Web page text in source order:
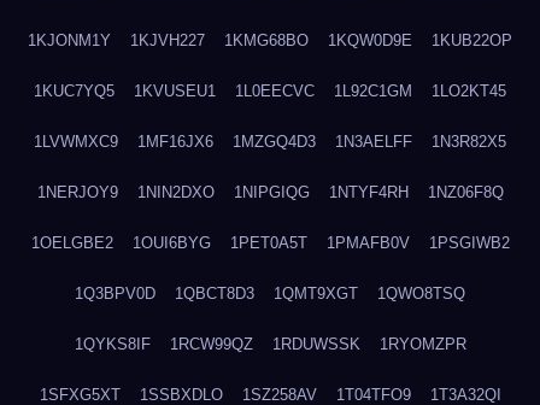
1KJONM1Y 1KJVH227 1KMG68BO 1KQW0D9E 1KUB22OP
1KUC7YQ5 1KVUSEU1 1L0EECVC 1L92C1GM 1LO2KT45
1LVWMXC9 1MF16JX6 1MZGQ4D3 1N3AELFF 1N3R82X5
1NERJOY9 1NIN2DXO 1NIPGIQG 1NTYF4RH 1NZ06F8Q
1OELGBE2 1OUI6BYG 1PET0A5T 1PMAFB0V 1PSGIWB2
1Q3BPV0D 1QBCT8D3 1QMT9XGT 1QWO8TSQ
1QYKS8IF 1RCW99QZ 1RDUWSSK 1RYOMZPR
1SFXG5XT 1SSBXDLO 1SZ258AV 1T04TFO9 1T3A32QI